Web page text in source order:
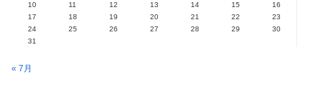
10
11 12 13 14 15
16
17
18 19 20 21 22
23
24
25 26 27 28 29
30
31
« 7月